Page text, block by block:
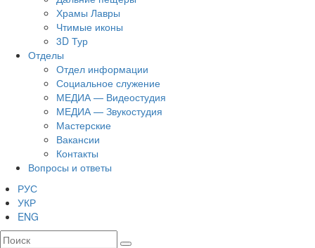
Храмы Лавры
Чтимые иконы
3D Тур
Отделы
Отдел информации
Социальное служение
МЕДИА — Видеостудия
МЕДИА — Звукостудия
Мастерские
Вакансии
Контакты
Вопросы и ответы
РУС
УКР
ENG